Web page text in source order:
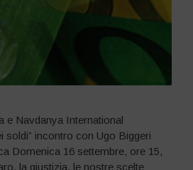
e Navdanya International
soldi” incontro con Ugo Biggeri
Domenica 16 settembre, ore 15,
la giustizia, le nostre scelte